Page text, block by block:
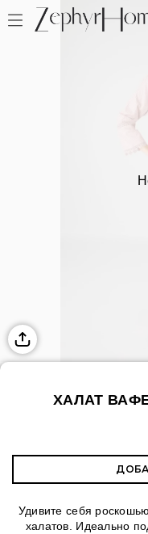
ХАЛАТ
Удивите себя
халатов. Идеально